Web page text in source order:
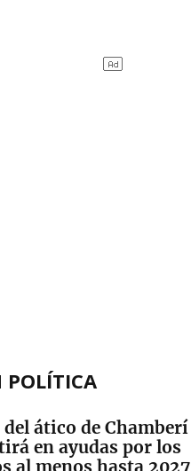
POLÍTICA
ático de Chamberí
en ayudas por los